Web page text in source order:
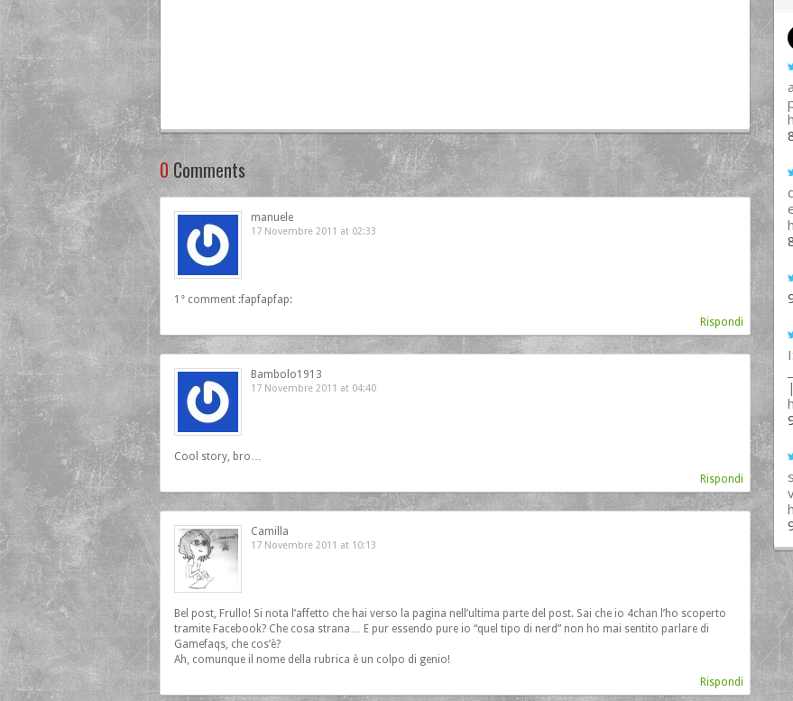
0 Comments
manuele
17 Novembre 2011 at 02:33
1° comment :fapfapfap:
Rispondi
Bambolo1913
17 Novembre 2011 at 04:40
Cool story, bro…
Rispondi
Camilla
17 Novembre 2011 at 10:13
Bel post, Frullo! Si nota l’affetto che hai verso la pagina nell’ultima parte del post. Sai che io 4chan l’ho scoperto
tramite Facebook? Che cosa strana… E pur essendo pure io “quel tipo di nerd” non ho mai sentito parlare di
Gamefaqs, che cos’è?
Ah, comunque il nome della rubrica è un colpo di genio!
Rispondi